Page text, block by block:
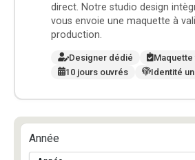
direct. Notre studio design
vous envoie une maquette à
production.
Designer dédié
Maquette
10 jours ouvrés
Identité
Année